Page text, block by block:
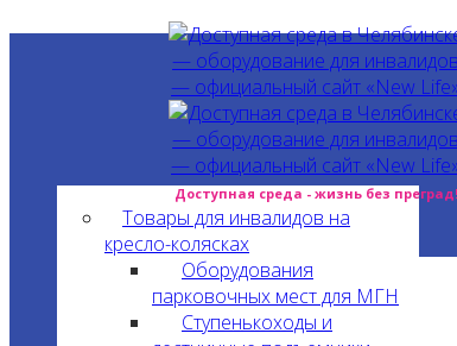
Доступная среда - жизнь без преград!
Товары для инвалидов на
кресло-колясках
Оборудования
парковочных мест для МГН
Ступенькоходы и